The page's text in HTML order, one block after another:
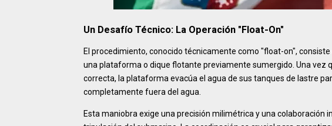
Un Desafío Técnico: La Operación "Float-On"
El procedimiento, conocido técnicamente como "float-on",
una plataforma o dique flotante previamente sumergido. Una vez
correcta, la plataforma evacúa el agua de sus tanques de lastre
completamente fuera del agua.
Esta maniobra exige una precisión milimétrica y una colaboración